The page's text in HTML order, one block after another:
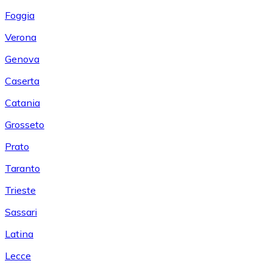
Foggia
Verona
Genova
Caserta
Catania
Grosseto
Prato
Taranto
Trieste
Sassari
Latina
Lecce